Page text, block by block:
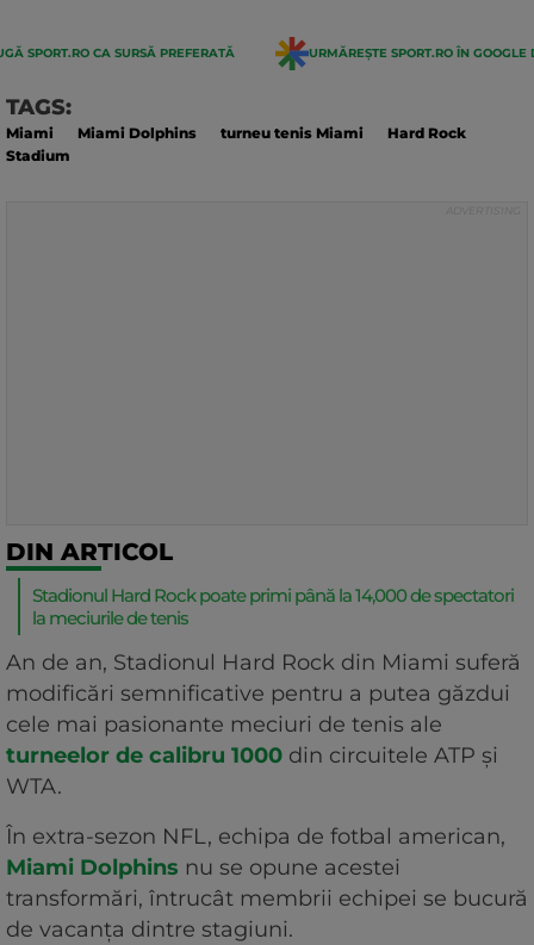
SPORT.RO CA SURSĂ PREFERATĂ URMĂREȘTE SPORT.RO ÎN GOOGLE
TAGS:
Miami Miami Dolphins turneu tenis Miami
Hard Rock
Stadium
DIN ARTICOL
Stadionul Hard Rock poate primi până la 14,000 de spectatori
la meciurile de tenis
An de an, Stadionul Hard Rock din Miami suferă
modificări semnificative pentru a putea găzdui
cele mai pasionante meciuri de tenis ale
turneelor de calibru 1000 din circuitele ATP și
WTA.
În extra-sezon NFL, echipa de fotbal american,
Miami Dolphins nu se opune acestei
transformări, întrucât membrii echipei se bucură
de vacanța dintre stagiuni.